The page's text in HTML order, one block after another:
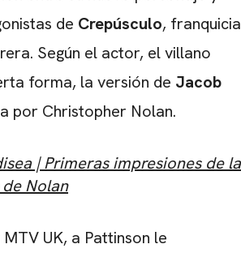
de Crepúsculo, franquicia
Según el actor, el villano
forma, la versión de Jacob
por Christopher Nolan.
| Primeras impresiones de la
Nolan
UK, a Pattinson le